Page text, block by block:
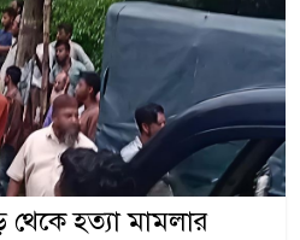
থেকে হত্যা মামলার